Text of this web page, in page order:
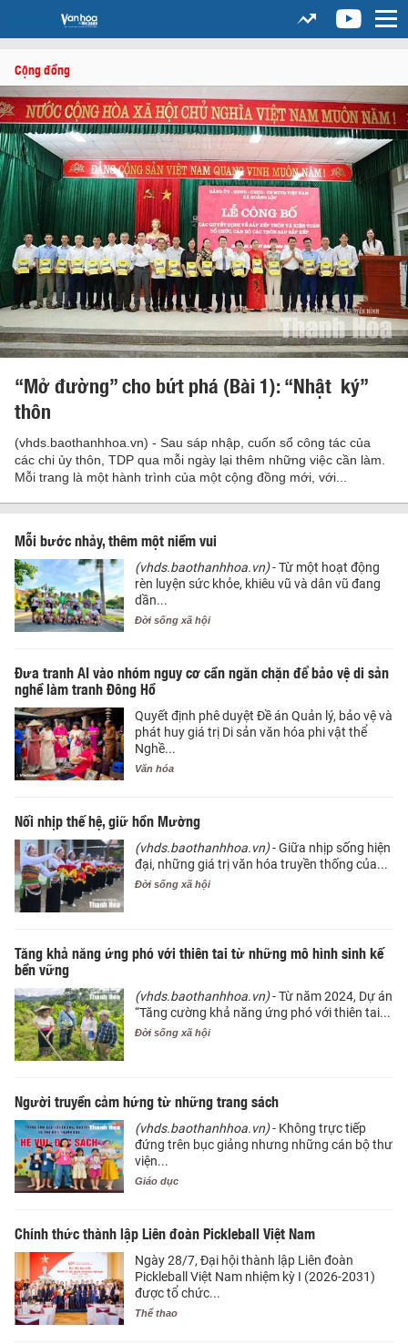
Cộng đồng
“Mở đường” cho bứt phá (Bài 1): “Nhật ký”
thôn
(vhds.baothanhhoa.vn) - Sau sáp nhập, cuốn sổ công tác của
các chi ủy thôn, TDP qua mỗi ngày lại thêm những việc cần làm.
Mỗi trang là một hành trình của một cộng đồng mới, với...
Mỗi bước nhảy, thêm một niềm vui
(vhds.baothanhhoa.vn)- Từ một hoạt động
rèn luyện sức khỏe, khiêu vũ và dân vũ đang
dần...
Đời sống xã hội
Đưa tranh AI vào nhóm nguy cơ cần ngăn chặn để bảo vệ di sản
nghề làm tranh Đông Hồ
Quyết định phê duyệt Đề án Quản lý, bảo vệ và
phát huy giá trị Di sản văn hóa phi vật thể
Nghề...
Văn hóa
Nối nhịp thế hệ, giữ hồn Mường
(vhds.baothanhhoa.vn)- Giữa nhịp sống hiện
đại, những giá trị văn hóa truyền thống của...
Đời sống xã hội
Tăng khả năng ứng phó với thiên tai từ những mô hình sinh kế
bền vững
(vhds.baothanhhoa.vn)- Từ năm 2024, Dự án
“Tăng cường khả năng ứng phó với thiên tai...
Đời sống xã hội
Người truyền cảm hứng từ những trang sách
(vhds.baothanhhoa.vn)- Không trực tiếp
đứng trên bục giảng nhưng những cán bộ thư
viện...
Giáo dục
Chính thức thành lập Liên đoàn Pickleball Việt Nam
Ngày 28/7, Đại hội thành lập Liên đoàn
Pickleball Việt Nam nhiệm kỳ I (2026-2031)
được tổ chức...
Thể thao